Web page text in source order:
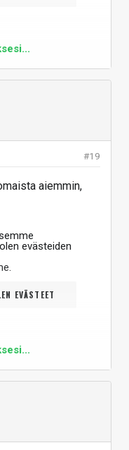
#19
aiemmin,
evästeiden
EVÄSTEET